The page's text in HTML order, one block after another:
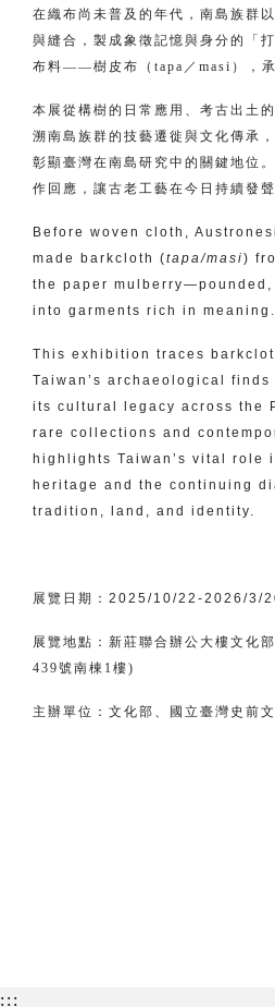
在織布尚未普及的年代，南島族群
與縫合，製成象徵記憶與身分的「
布料——樹皮布（tapa／masi），承
本展從構樹的日常應用、考古出土
溯南島族群的技藝遷徙與文化傳承
彰顯臺灣在南島研究中的關鍵地位
作回應，讓古老工藝在今日持續發
Before woven cloth,
made barkcloth (tapa/masi)
the paper mulberry—pounded,
into garments rich in meaning.
This exhibition traces
Taiwan’s archaeological
its cultural legacy across the
rare collections and
highlights Taiwan’s vital role
heritage and the continuing
tradition, land, and identity.
展覽日期： 2025/10/22-2026/3/
展覽地點：新莊聯合辦公大樓文化
439號南棟1樓)
主辦單位： 文化部、 國立臺灣史前
:::